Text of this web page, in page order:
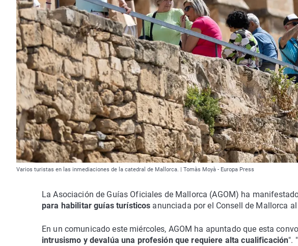
Varios turistas en las inmediaciones de la catedral de Mallorca. | Tomàs Moyà - Europa Press
La Asociación de Guías Oficiales de Mallorca (AGOM) ha
para habilitar guías turísticos anunciada por el Consell de Mallorca
En un comunicado este miércoles, AGOM ha apuntado que esta
intrusismo y devalúa una profesión que requiere alta cualificación".